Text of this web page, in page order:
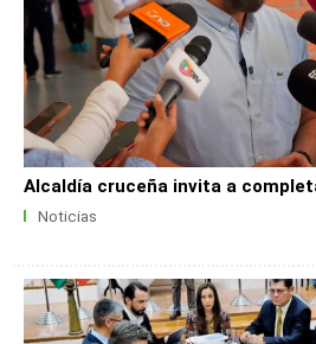
Alcaldía cruceña invita a
Noticias